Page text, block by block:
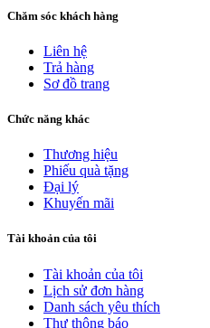
Chăm sóc khách hàng
Liên hệ
Trả hàng
Sơ đồ trang
Chức năng khác
Thương hiệu
Phiếu quà tặng
Đại lý
Khuyến mãi
Tài khoản của tôi
Tài khoản của tôi
Lịch sử đơn hàng
Danh sách yêu thích
Thư thông báo